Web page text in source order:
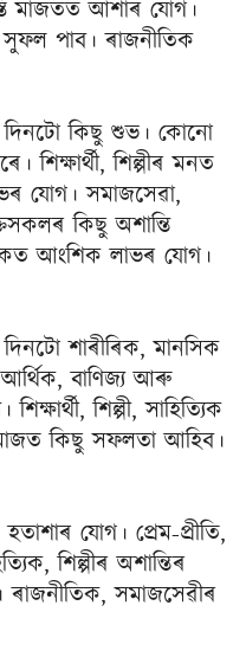
মাজতত আশাৰ যােগ।
পাব। ৰাজনীতিক
কিছু শুভ। কোনাে
শিক্ষার্থী, শিল্পীৰ মনত
যােগ। সমাজসেৱা,
কিছু অশান্তি
আংশিক লাভৰ যােগ।
শাৰীৰিক, মানসিক
বাণিজ্য আৰু
শিল্পী, সাহিত্যিক
কিছু সফলতা আহিব।
যােগ। প্রেম-প্রীতি,
শিল্পীৰ অশান্তিৰ
সমাজসেৱীৰ